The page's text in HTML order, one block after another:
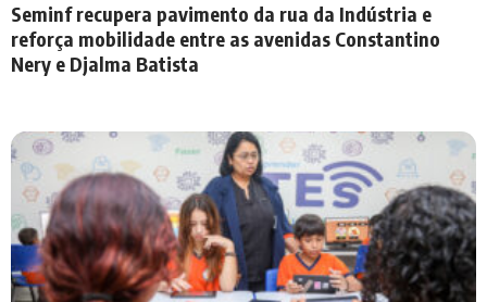
Seminf recupera pavimento da rua da Indústria e
reforça mobilidade entre as avenidas Constantino
Nery e Djalma Batista